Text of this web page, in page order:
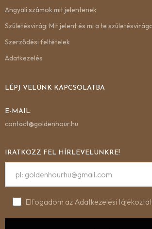
Angyali számok mit jelentenek
Születésvirág: Mit jelent és mi a te
Szerződési feltételek
Adatkezelés
LÉPJ VELÜNK KAPCSOLATBA
E-MAIL:
contact@goldenhour.hu
IRATKOZZ FEL HÍRLEVELÜNKRE!
Elfogadom az Adatkezelési